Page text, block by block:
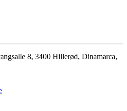
8, 3400 Hillerød, Dinamarca,